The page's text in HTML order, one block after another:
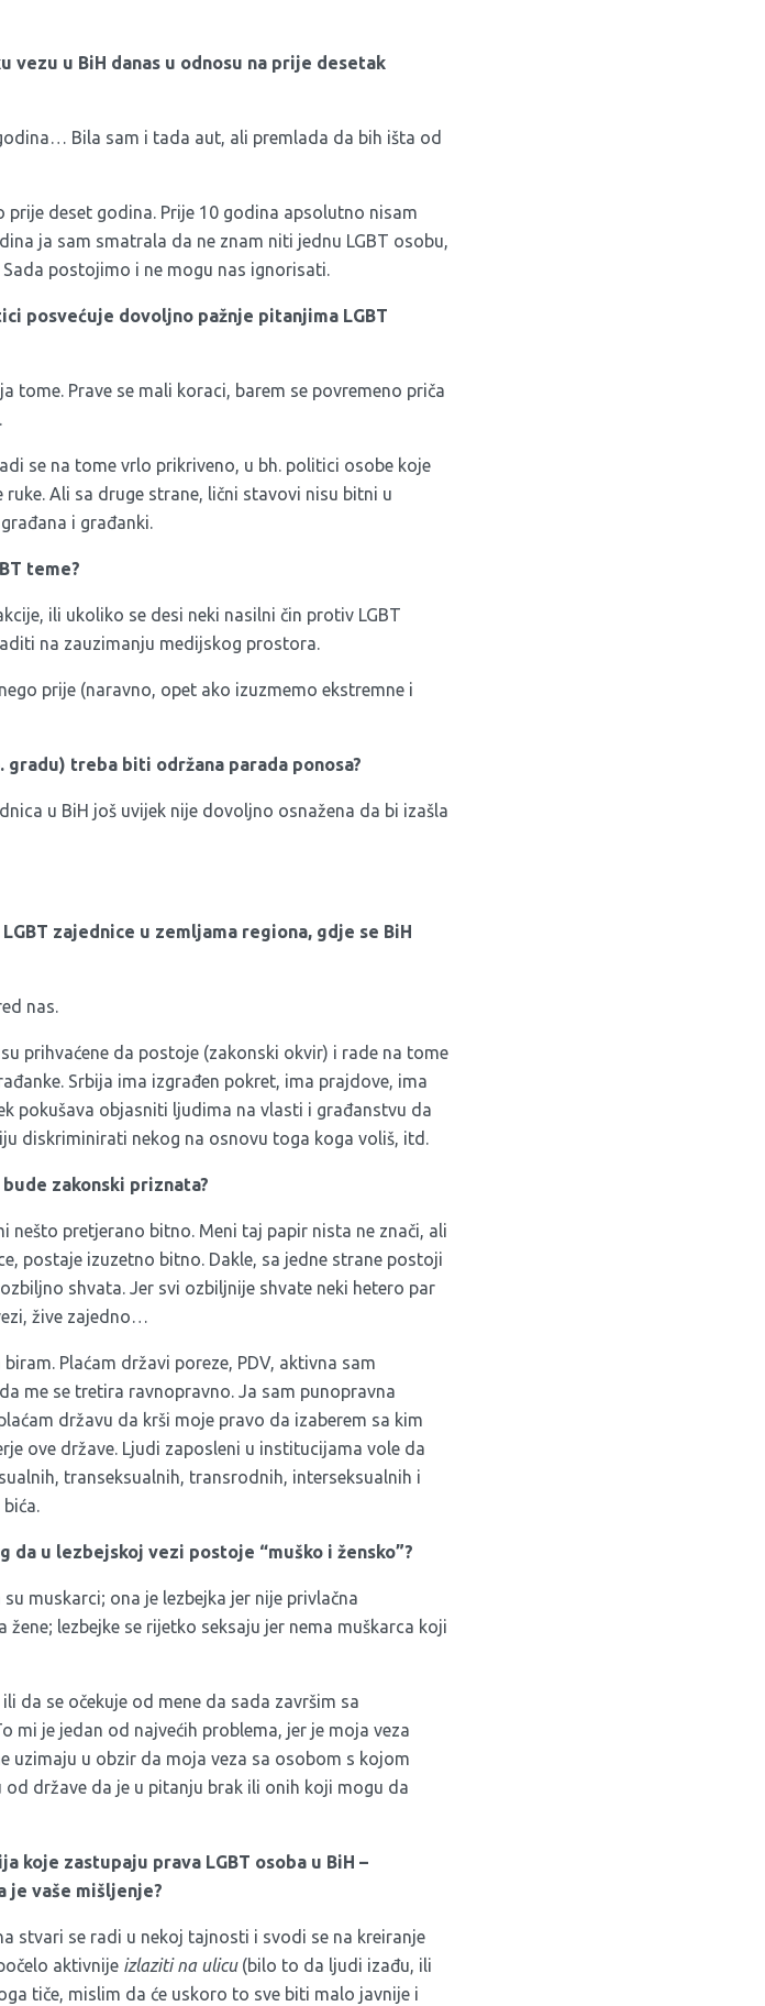
vezu u BiH danas u odnosu na prije desetak
Bila sam i tada aut, ali premlada da bih išta od
deset godina. Prije 10 godina apsolutno nisam
ja sam smatrala da ne znam niti jednu LGBT osobu,
postojimo i ne mogu nas ignorisati.
posvećuje dovoljno pažnje pitanjima LGBT
tome. Prave se mali koraci, barem se povremeno priča
se na tome vrlo prikriveno, u bh. politici osobe koje
Ali sa druge strane, lični stavovi nisu bitni u
i građanki.
teme?
ili ukoliko se desi neki nasilni čin protiv LGBT
na zauzimanju medijskog prostora.
prije (naravno, opet ako izuzmemo ekstremne i
gradu) treba biti održana parada ponosa?
u BiH još uvijek nije dovoljno osnažena da bi izašla
zajednice u zemljama regiona, gdje se BiH
nas.
prihvaćene da postoje (zakonski okvir) i rade na tome
Srbija ima izgrađen pokret, ima prajdove, ima
pokušava objasniti ljudima na vlasti i građanstvu da
diskriminirati nekog na osnovu toga koga voliš, itd.
zakonski priznata?
nešto pretjerano bitno. Meni taj papir nista ne znači, ali
postaje izuzetno bitno. Dakle, sa jedne strane postoji
shvata. Jer svi ozbiljnije shvate neki hetero par
žive zajedno…
Plaćam državi poreze, PDV, aktivna sam
me se tretira ravnopravno. Ja sam punopravna
državu da krši moje pravo da izaberem sa kim
ove države. Ljudi zaposleni u institucijama vole da
transeksualnih, transrodnih, interseksualnih i
da u lezbejskoj vezi postoje “muško i žensko”?
muskarci; ona je lezbejka jer nije privlačna
lezbejke se rijetko seksaju jer nema muškarca koji
da se očekuje od mene da sada završim sa
mi je jedan od najvećih problema, jer je moja veza
uzimaju u obzir da moja veza sa osobom s kojom
države da je u pitanju brak ili onih koji mogu da
koje zastupaju prava LGBT osoba u BiH –
je vaše mišljenje?
stvari se radi u nekoj tajnosti i svodi se na kreiranje
aktivnije izlaziti na ulicu(bilo to da ljudi izađu, ili
tiče, mislim da će uskoro to sve biti malo javnije i